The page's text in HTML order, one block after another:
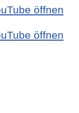
öffnen
öffnen